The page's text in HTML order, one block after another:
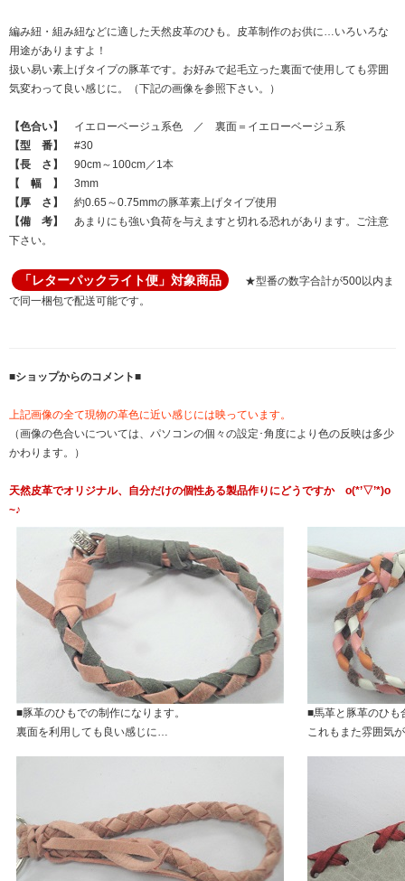
編み紐・組み紐などに適した天然皮革のひも。皮革制作のお供に…いろいろな
用途がありますよ！
扱い易い素上げタイプの豚革です。お好みで起毛立った裏面で使用しても雰囲
気変わって良い感じに。（下記の画像を参照下さい。）
【色合い】
イエローベージュ系色 ／ 裏面＝イエローベージュ系
【型 番】
#30
【長 さ】
90cm～100cm／1本
【 幅 】
3mm
【厚 さ】
約0.65～0.75mmの豚革素上げタイプ使用
【備 考】
あまりにも強い負荷を与えますと切れる恐れがあります。ご注意
下さい。
「レターパックライト便」対象商品
★型番の数字合計が500以内ま
で同一梱包で配送可能です。
■ショップからのコメント■
上記画像の全て現物の革色に近い感じには映っています。
（画像の色合いについては、パソコンの個々の設定･角度により色の反映は多少
かわります。）
天然皮革でオリジナル、自分だけの個性ある製品作りにどうですか o(*’▽’*)o
~♪
■豚革のひもでの制作になります。
裏面を利用しても良い感じに…
■馬革と豚革のひも
これもまた雰囲気